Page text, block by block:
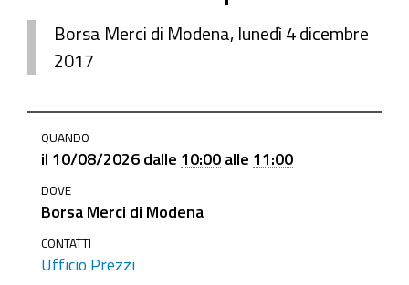
Borsa Merci di Modena, lunedì 4 dicembre
2017
legalita-
mercato/borsa-
merci/news/incontro-
analisi-
prospettive-
QUANDO
il 10/08/2026 dalle 10:00 alle 11:00
DOVE
Borsa Merci di Modena
CONTATTI
Ufficio Prezzi